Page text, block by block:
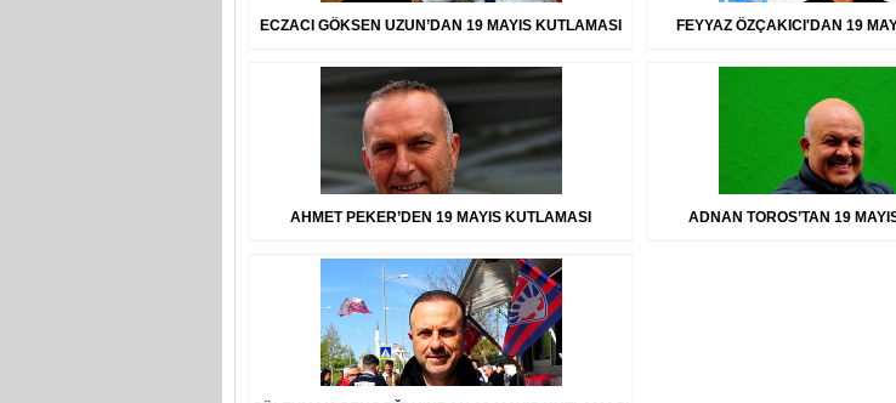
ECZACI GÖKSEN UZUN’DAN 19 MAYIS KUTLAMASI FEYYAZ ÖZÇAKICI'DAN 19
AHMET PEKER’DEN 19 MAYIS KUTLAMASI ADNAN TOROS’TAN 19